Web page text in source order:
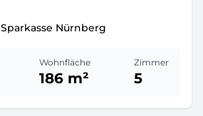
Sparkasse Nürnberg
Wohnfläche
186 m²
Zimmer
5